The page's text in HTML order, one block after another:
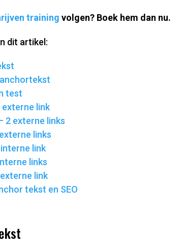
training volgen? Boek hem dan nu.
dit artikel:
test
link
2 externe links
links
link
links
link
tekst en SEO